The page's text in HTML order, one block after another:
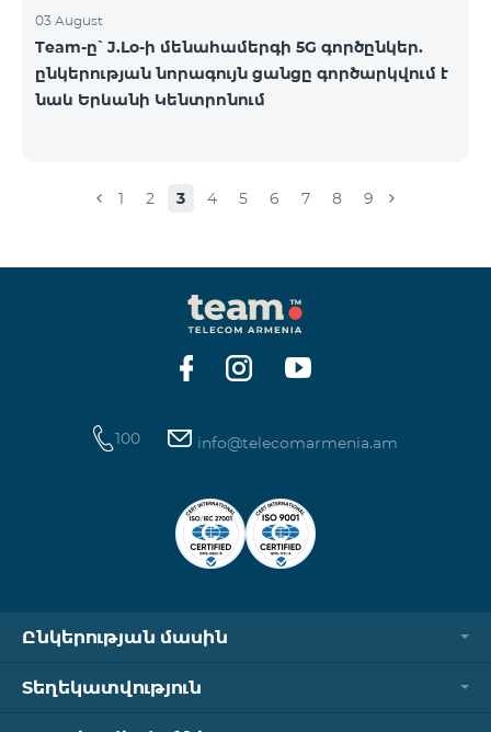
03 August
Team-ը՝ J.Lo-ի մենահամերգի 5G գործընկեր.
ընկերության նորագույն ցանցը գործարկվում է
նաև Երևանի Կենտրոնում
1 2 3 4 5 6 7 8 9
100 info@telecomarmenia.am
Ընկերության մասին
Տեղեկատվություն